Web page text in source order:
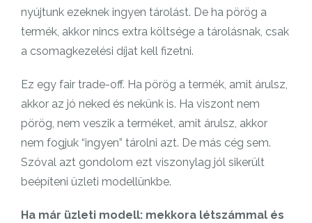
nyújtunk ezeknek ingyen tárolást. De ha pörög a
termék, akkor nincs extra költsége a tárolásnak, csak
a csomagkezelési díjat kell fizetni.
Ez egy fair trade-off. Ha pörög a termék, amit árulsz,
akkor az jó neked és nekünk is. Ha viszont nem
pörög, nem veszik a terméket, amit árulsz, akkor
nem fogjuk “ingyen” tárolni azt. De más cég sem.
Szóval azt gondolom ezt viszonylag jól sikerült
beépíteni üzleti modellünkbe.
Ha már üzleti modell: mekkora létszámmal és